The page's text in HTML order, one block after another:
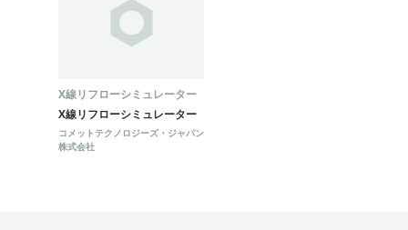
X線リフローシミュレーター
X線リフローシミュレーター
コメットテクノロジーズ・ジャパン
株式会社